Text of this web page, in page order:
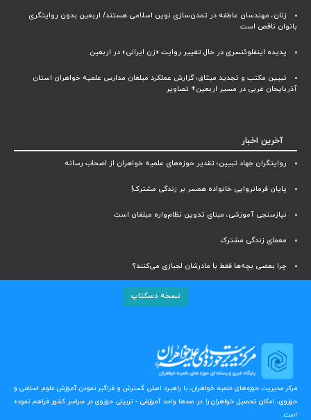
زنان، مهندسان عاطفه در تمدن‌سازی نوین اسلامی هستند/ اربعین بدون روایتگری
بانوان ناقص است
پدیده اینفلوئنسری در حال تغییر روایت «زن ایرانی» در اربعین
تبیین مکتب و تجدید میثاق؛ گزارش عملکرد مبلغان مدارس علمیه خواهران استان
آذربایجان‌ غربی در مسیر اربعین+ تصاویر
آخرین اخبار
روایتگران جهاد تبیین؛ تقدیر حوزه‌های علمیه خواهران از اصحاب رسانه
پایان فرمانروایی خانواده همسر بر زندگی مشترک!
نیازسنجی آموزشی، مبنای تدوین نظام‌واره مبلغان است
معمای زندگی مشترک
چرا بعضی بچه‌ها فقط با مادرشان لجبازی می‌کنند؟
نسخه دسکتاپ
مرکز مدیریت حوزه‌های علمیه خواهران، با راهبرد اصلی گسترش و فراگیر نمودن آموزش علوم اسلامی و
حوزوی، امکان تحصیل خواهران را در صدها واحد آموزشی - تربیتی حوزوی در سراسر کشور فراهم نموده
است.